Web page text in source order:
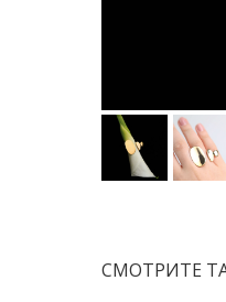
СМОТРИТЕ